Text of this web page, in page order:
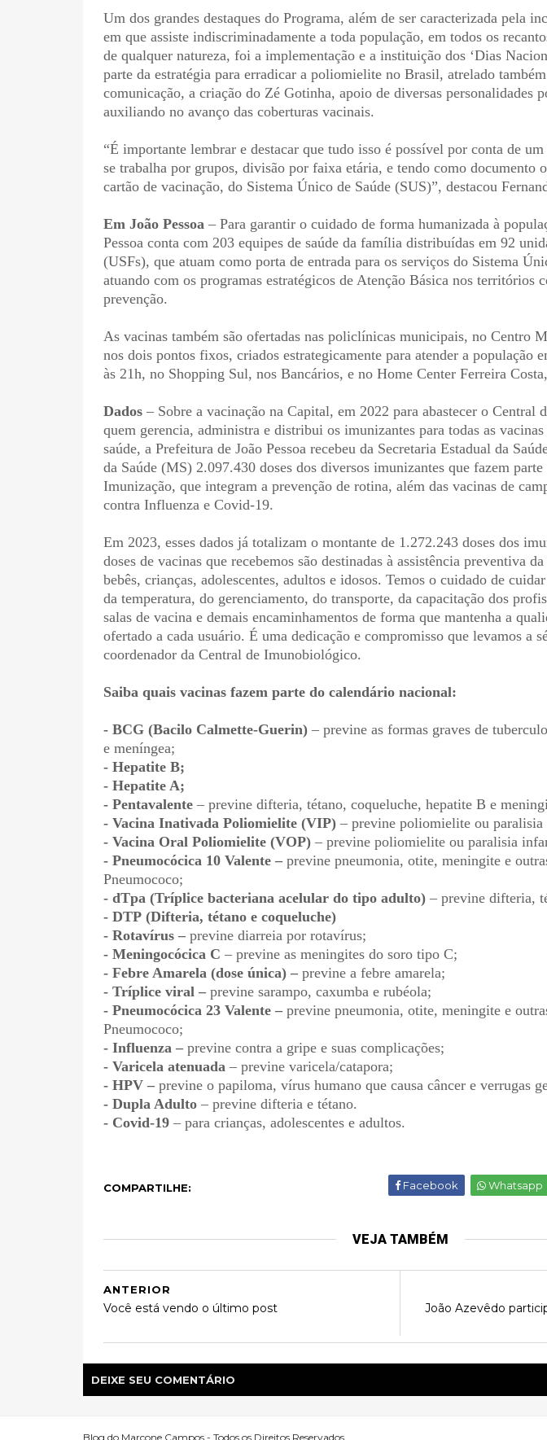
Um dos grandes destaques do Programa, além de ser caracterizada pela
em que assiste indiscriminadamente a toda população, em todos os
de qualquer natureza, foi a implementação e a instituição dos ‘Dias
parte da estratégia para erradicar a poliomielite no Brasil, atrelado
comunicação, a criação do Zé Gotinha, apoio de diversas personalidades
auxiliando no avanço das coberturas vacinais.
“É importante lembrar e destacar que tudo isso é possível por conta de
se trabalha por grupos, divisão por faixa etária, e tendo como documento
cartão de vacinação, do Sistema Único de Saúde (SUS)”, destacou
Em João Pessoa – Para garantir o cuidado de forma humanizada à
Pessoa conta com 203 equipes de saúde da família distribuídas em 92
(USFs), que atuam como porta de entrada para os serviços do Sistema
atuando com os programas estratégicos de Atenção Básica nos territórios
prevenção.
As vacinas também são ofertadas nas policlínicas municipais, no Centro
nos dois pontos fixos, criados estrategicamente para atender a população
às 21h, no Shopping Sul, nos Bancários, e no Home Center Ferreira
Dados – Sobre a vacinação na Capital, em 2022 para abastecer o Central
quem gerencia, administra e distribui os imunizantes para todas as
saúde, a Prefeitura de João Pessoa recebeu da Secretaria Estadual da
da Saúde (MS) 2.097.430 doses dos diversos imunizantes que fazem
Imunização, que integram a prevenção de rotina, além das vacinas de
contra Influenza e Covid-19.
Em 2023, esses dados já totalizam o montante de 1.272.243 doses dos
doses de vacinas que recebemos são destinadas à assistência preventiva
bebês, crianças, adolescentes, adultos e idosos. Temos o cuidado de
da temperatura, do gerenciamento, do transporte, da capacitação dos
salas de vacina e demais encaminhamentos de forma que mantenha a
ofertado a cada usuário. É uma dedicação e compromisso que levamos a
coordenador da Central de Imunobiológico.
Saiba quais vacinas fazem parte do calendário nacional:
- BCG (Bacilo Calmette-Guerin) – previne as formas graves de
e meníngea;
- Hepatite B;
- Hepatite A;
- Pentavalente – previne difteria, tétano, coqueluche, hepatite B e
- Vacina Inativada Poliomielite (VIP) – previne poliomielite ou
- Vacina Oral Poliomielite (VOP) – previne poliomielite ou paralisia
- Pneumocócica 10 Valente – previne pneumonia, otite, meningite e
Pneumococo;
- dTpa (Tríplice bacteriana acelular do tipo adulto) – previne difteria,
- DTP (Difteria, tétano e coqueluche)
- Rotavírus – previne diarreia por rotavírus;
- Meningocócica C – previne as meningites do soro tipo C;
- Febre Amarela (dose única) – previne a febre amarela;
- Tríplice viral – previne sarampo, caxumba e rubéola;
- Pneumocócica 23 Valente – previne pneumonia, otite, meningite e
Pneumococo;
- Influenza – previne contra a gripe e suas complicações;
- Varicela atenuada – previne varicela/catapora;
- HPV – previne o papiloma, vírus humano que causa câncer e verrugas
- Dupla Adulto – previne difteria e tétano.
- Covid-19 – para crianças, adolescentes e adultos.
COMPARTILHE: Facebook Whatsapp
VEJA TAMBÉM
João Azevêdo
ANTERIOR
Você está vendo o último post
DEIXE SEU COMENTÁRIO
Blog do Marcone Campos - Todos os Direitos Reservados